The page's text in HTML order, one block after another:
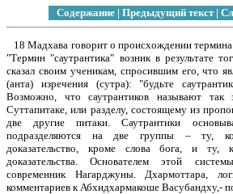
Содержание | Предыдущий текст|
18 Мадхава говорит о происхождении
"Термин "саутрантика" возник в результате
сказал своим ученикам, спросившим его, что
(анта) изречения (сутра): "будьте
Возможно, что саутрантиков называют
Суттапитаке, или разделу, состоящему из
две другие питаки. Саутрантики
подразделяются на две группы – ту,
доказательство, кроме слова бога, и ту,
доказательства. Основателем этой
современник Нагарджуны. Дхармоттара,
комментариев к Абхидхармакоше Васубандху,-